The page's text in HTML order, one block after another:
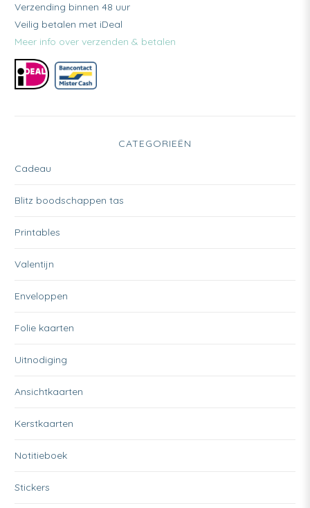
Verzending binnen 48 uur
Veilig betalen met iDeal
Meer info over verzenden & betalen
CATEGORIEËN
Cadeau
Blitz boodschappen tas
Printables
Valentijn
Enveloppen
Folie kaarten
Uitnodiging
Ansichtkaarten
Kerstkaarten
Notitieboek
Stickers